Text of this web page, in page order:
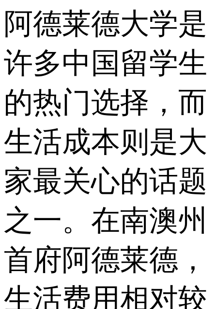
阿德莱德大学是
许多中国留学生
的热门选择，而
生活成本则是大
家最关心的话题
之一。在南澳州
首府阿德莱德，
生活费用相对较